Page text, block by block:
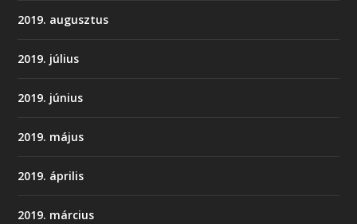
2019. augusztus
2019. július
2019. június
2019. május
2019. április
2019. március